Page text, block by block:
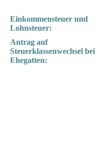
Einkommensteuer und
Lohnsteuer:
Antrag auf
Steuerklassenwechsel bei
Ehegatten: